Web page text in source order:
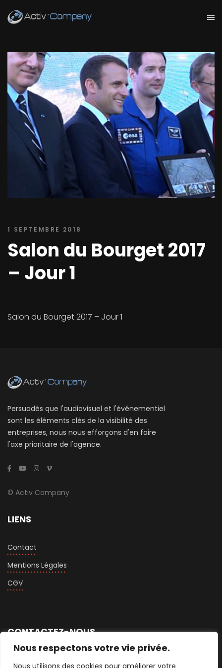
Nous respectons votre vie privée.
Nous utilisons des cookies pour améliorer votre
1 SEPTEMBRE 2018
Salon du Bourget 2017
– Jour 1
Salon du Bourget 2017 – Jour 1
Persuadés que l'audiovisuel et l'événementiel
sont les éléments clés de la visibilité des
entreprises, nous nous efforçons d'en faire
l'axe prioritaire de l'agence.
© Activ Company
LIENS
Contact
Mentions Légales
CGV
CONTACTEZ-NOUS